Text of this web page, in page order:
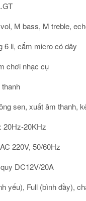
M bass, M treble,
6 li, cắm micro có dây
chơi nhạc cụ
sen, xuất âm thanh,
20Hz-20KHz
220V, 50/60Hz
DC12V/20A
yếu), Full (bình đầy),